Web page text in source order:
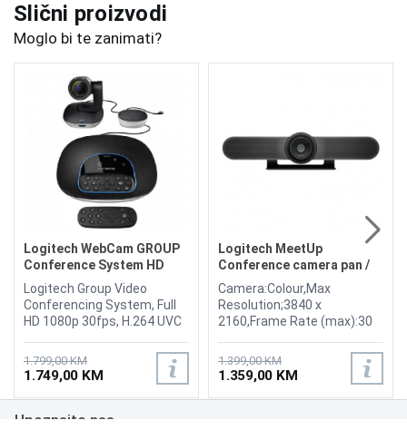
Slični proizvodi
Moglo bi te zanimati?
Logitech WebCam GROUP
Conference System HD
Bluetooth
Logitech Group Video
Conferencing System, Full
HD 1080p 30fps, H.264 UVC
Coding (SVC), Autofocus, 5
camera presets, Movement
Range Pan: 230° Tilt: 130°,
Video mute/unmute LED
indicator, Display size 6.1
1.799,00 KM
1.749,00 KM
Logitech MeetUp
Conference camera pan /
tilt
Camera:Colour,Max
Resolution;3840 x
2160,Frame Rate (max):30
Modes:720p, 1080p,
4K,Focus
Adjustment:Automatic,
Panning Range (degree):-25
1.399,00 KM
1.359,00 KM
Upoznajte nas